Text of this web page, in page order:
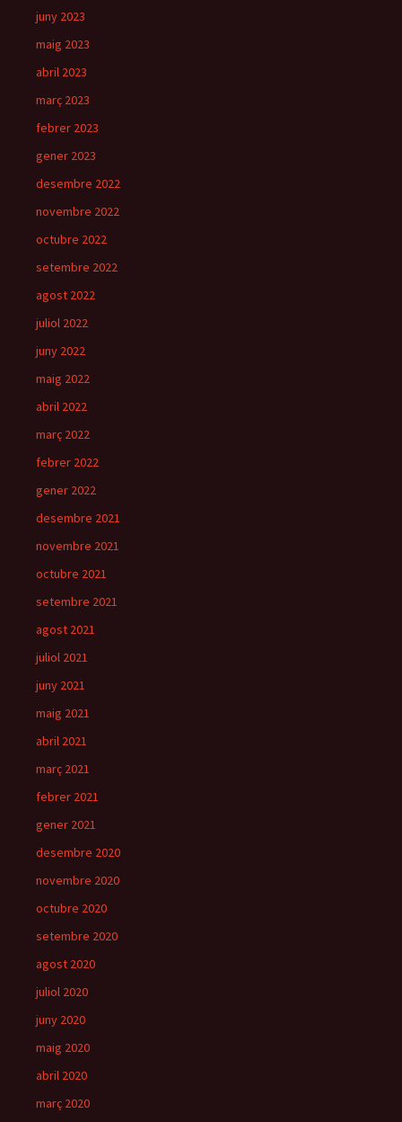
juny 2023
maig 2023
abril 2023
març 2023
febrer 2023
gener 2023
desembre 2022
novembre 2022
octubre 2022
setembre 2022
agost 2022
juliol 2022
juny 2022
maig 2022
abril 2022
març 2022
febrer 2022
gener 2022
desembre 2021
novembre 2021
octubre 2021
setembre 2021
agost 2021
juliol 2021
juny 2021
maig 2021
abril 2021
març 2021
febrer 2021
gener 2021
desembre 2020
novembre 2020
octubre 2020
setembre 2020
agost 2020
juliol 2020
juny 2020
maig 2020
abril 2020
març 2020